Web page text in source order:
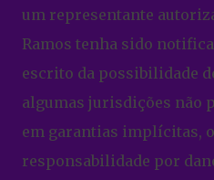
um representante
Ramos tenha sido
escrito da possibilidade
algumas jurisdições não
em garantias implícitas,
responsabilidade por